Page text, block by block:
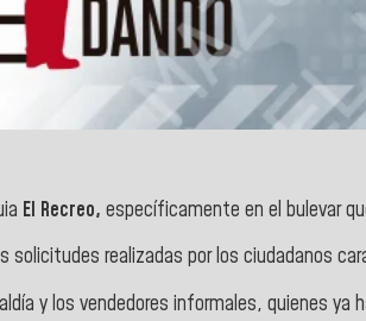
El Recreo, específicamente en el bulevar
realizadas por los ciudadanos
y los vendedores informales, quienes ya